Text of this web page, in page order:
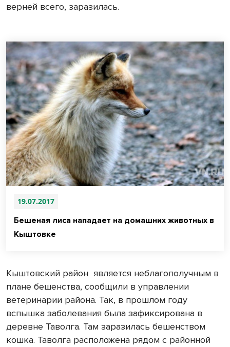
верней всего, заразилась.
19.07.2017
Бешеная лиса нападает на домашних животных в
Кыштовке
Кыштовский район является неблагополучным в
плане бешенства, сообщили в управлении
ветеринарии района. Так, в прошлом году
вспышка заболевания была зафиксирована в
деревне Таволга. Там заразилась бешенством
кошка. Таволга расположена рядом с районной